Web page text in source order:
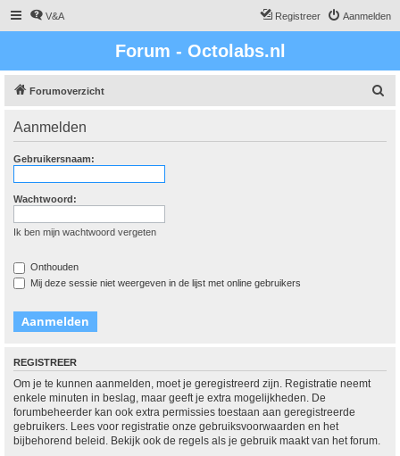
V&A Aanmelden
Registreer
Forum - Octolabs.nl
Forumoverzicht
Aanmelden
Gebruikersnaam:
Wachtwoord:
Ik ben mijn wachtwoord vergeten
Onthouden
Mij deze sessie niet weergeven in de lijst met online gebruikers
REGISTREER
Om je te kunnen aanmelden, moet je geregistreerd zijn. Registratie neemt
enkele minuten in beslag, maar geeft je extra mogelijkheden. De
forumbeheerder kan ook extra permissies toestaan aan geregistreerde
gebruikers. Lees voor registratie onze gebruiksvoorwaarden en het
bijbehorend beleid. Bekijk ook de regels als je gebruik maakt van het forum.